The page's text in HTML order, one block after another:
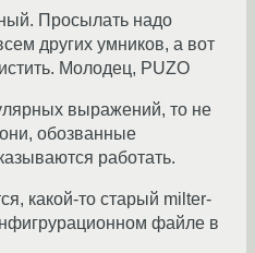
Просылать надо
других умников, а вот
Молодец, PUZO
выражений, то не
обозванные
работать.
какой-то старый milter-
файле в